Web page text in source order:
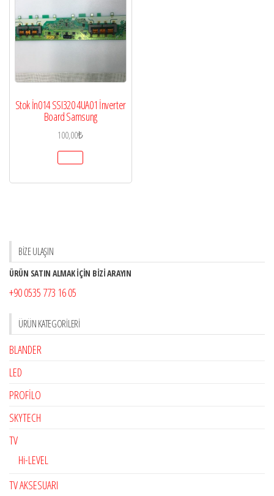
Stok İn014 SSI320 4UA01 İnverter
Board Samsung
100,00₺
BİZE ULAŞIN
ÜRÜN SATIN ALMAK İÇİN BİZİ ARAYIN
+90 0535 773 16 05
ÜRÜN KATEGORILERI
BLANDER
LED
PROFİLO
SKYTECH
TV
Hi-LEVEL
TV AKSESUARI